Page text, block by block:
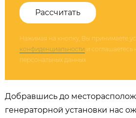
Рассчитать
Нажимая на кнопку, Вы принимаете
конфиденциальности и соглашаетесь
персональных данных
Добравшись до
генераторной установки нас